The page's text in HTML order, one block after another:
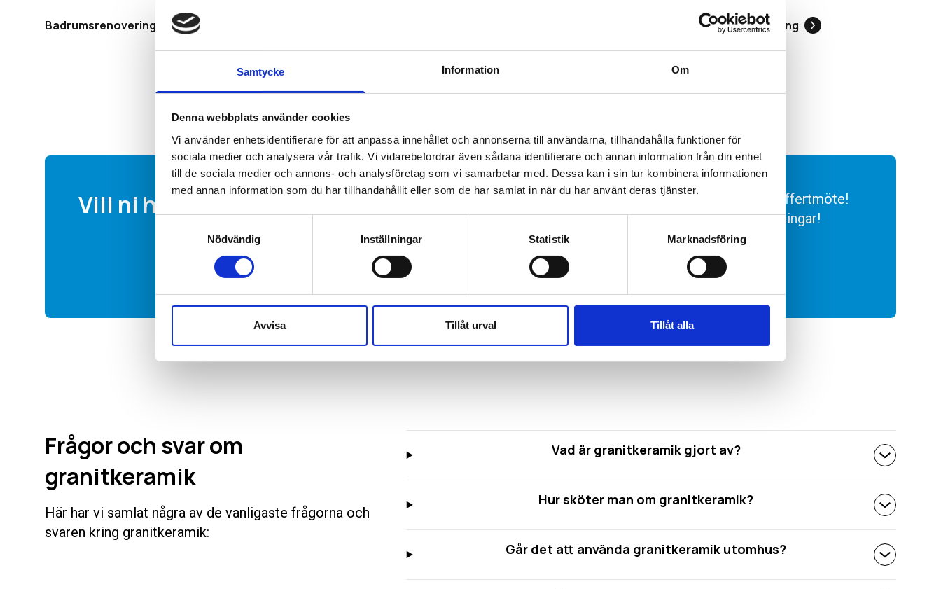
Samtycke Information Om
Denna webbplats använder cookies
Vi använder enhetsidentifierare för att anpassa innehållet och annonserna till användarna, tillhandahålla funktioner för
sociala medier och analysera vår trafik. Vi vidarebefordrar även sådana identifierare och annan information från din enhet
till de sociala medier och annons- och analysföretag som vi samarbetar med. Dessa kan i sin tur kombinera informationen
med annan information som du har tillhandahållit eller som de har samlat in när du har använt deras tjänster.
Nödvändig
Inställningar Statistik Marknadsföring
Avvisa Tillåt urval Tillåt alla
Badrumsrenovering Basturenovering
Vill ni ha en offert av oss?
Tveka inte att kontakta oss för ett kostnadsfritt offertmöte!
Vi lämnar alltid fast pris, så det blir inga överraskningar!
Boka offertmöte!
Frågor och svar om
granitkeramik
Här har vi samlat några av de vanligaste frågorna och
svaren kring granitkeramik:
Vad är granitkeramik gjort av?
Hur sköter man om granitkeramik?
Går det att använda granitkeramik utomhus?